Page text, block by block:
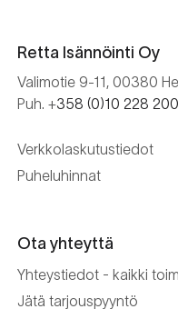
Retta Isännöinti Oy
Valimotie 9-11, 00380
Puh. +358 (0)10 228
Verkkolaskutustiedot
Puheluhinnat
Ota yhteyttä
Yhteystiedot - kaikki
Jätä tarjouspyyntö